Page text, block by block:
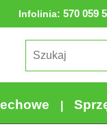
Infolinia: 570 059